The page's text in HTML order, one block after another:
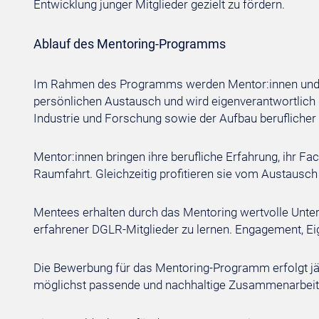
Entwicklung junger Mitglieder gezielt zu fördern.
Ablauf des Mentoring-Programms
Im Rahmen des Programms werden Mentor:innen
persönlichen Austausch und wird
Industrie und Forschung sowie der Aufbau
Mentor:innen bringen ihre berufliche Erfahrung, ihr
Raumfahrt. Gleichzeitig profitieren sie vom
Mentees erhalten durch das Mentoring wertvolle
erfahrener DGLR-Mitglieder zu lernen. Engagement,
Die Bewerbung für das Mentoring-Programm erfolgt
möglichst passende und nachhaltige